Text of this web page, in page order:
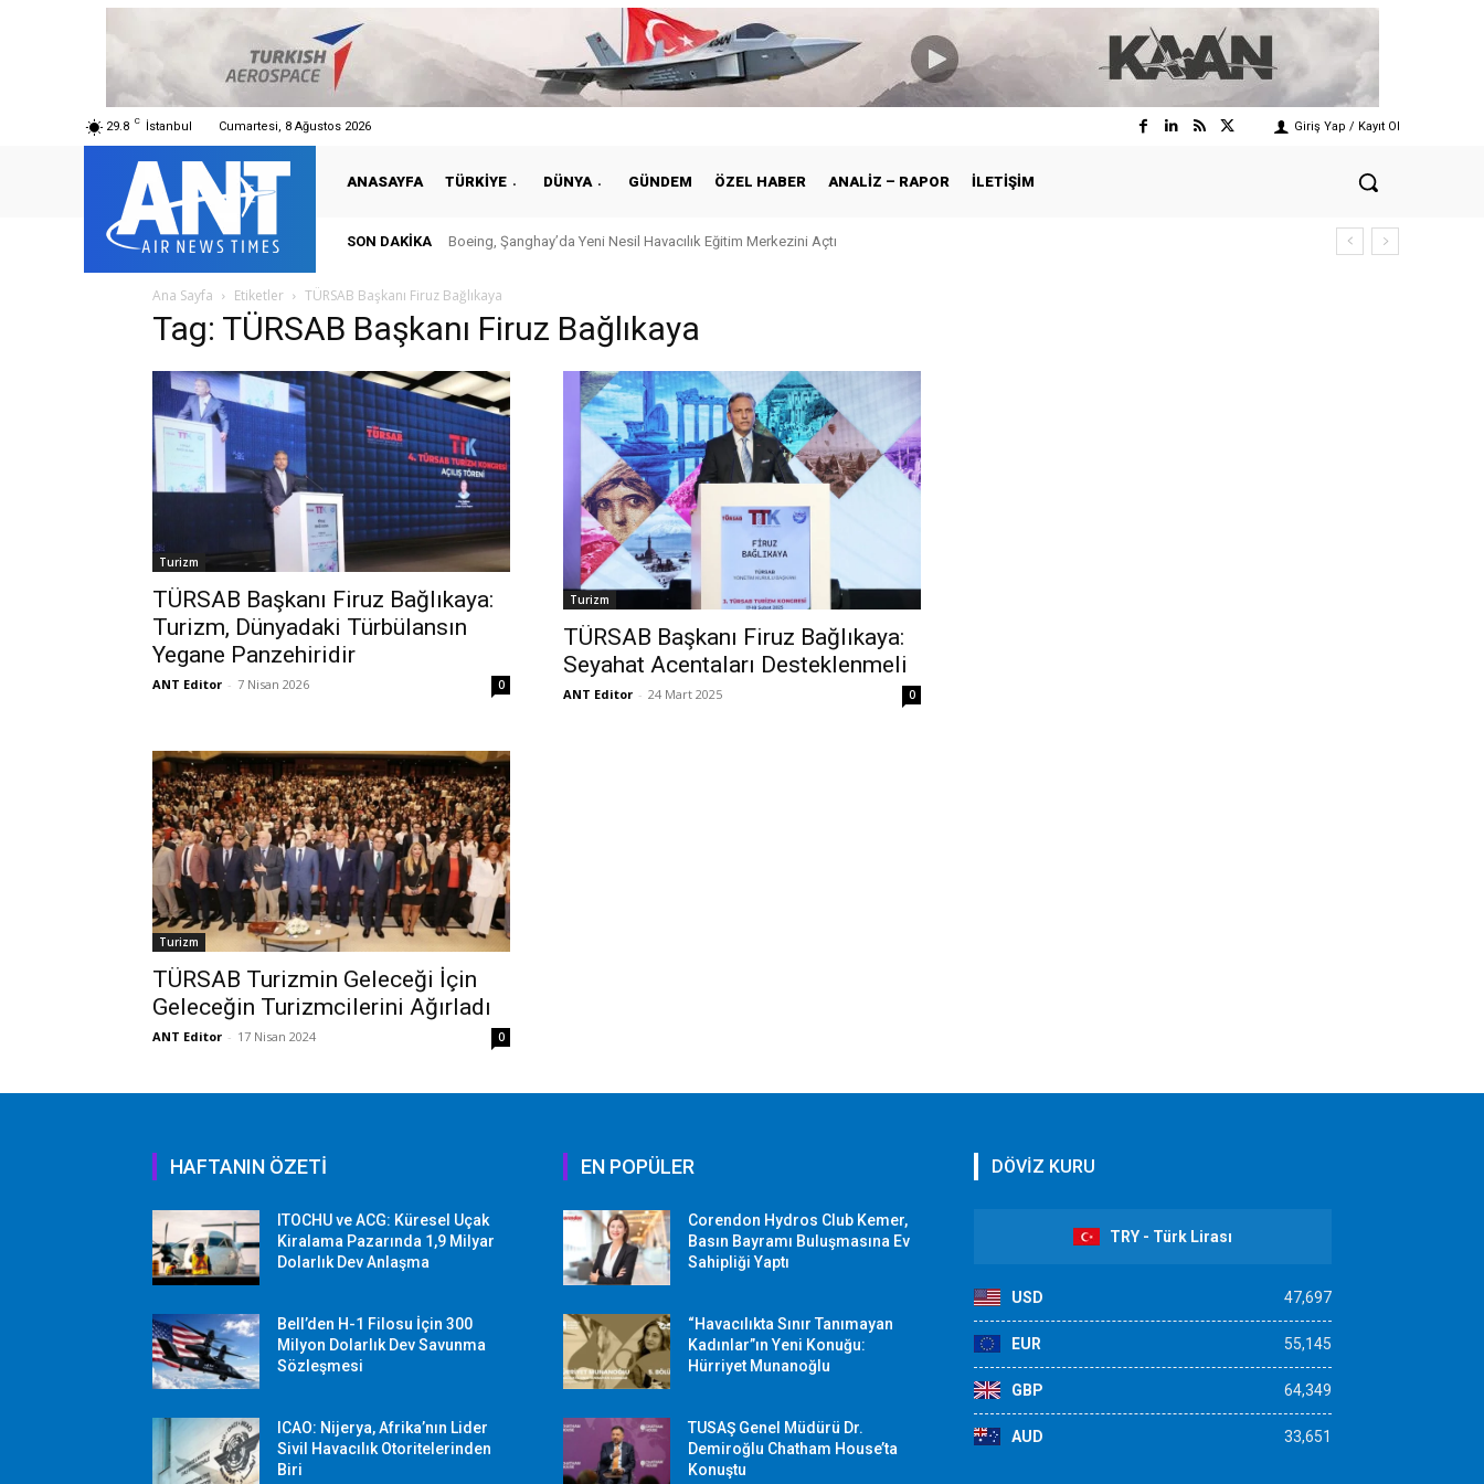
29.8 C İstanbul Cumartesi, 8 Ağustos 2026 Giriş Yap / Kayıt Ol
ANASAYFA TÜRKIYE DÜNYA GÜNDEM ÖZEL HABER ANALIZ – RAPOR İLETIŞIM
SON DAKIKA Boeing, Şanghay’da Yeni Nesil Havacılık Eğitim Merkezini Açtı
Ana Sayfa Etiketler TÜRSAB Başkanı Firuz Bağlıkaya
Tag: TÜRSAB Başkanı Firuz Bağlıkaya
Turizm
TÜRSAB Başkanı Firuz Bağlıkaya:
Turizm, Dünyadaki Türbülansın
Yegane Panzehiridir
ANT Editor - 7 Nisan 2026 0
Turizm
TÜRSAB Başkanı Firuz Bağlıkaya:
Seyahat Acentaları Desteklenmeli
ANT Editor - 24 Mart 2025 0
Turizm
TÜRSAB Turizmin Geleceği İçin
Geleceğin Turizmcilerini Ağırladı
ANT Editor - 17 Nisan 2024 0
HAFTANIN ÖZETİ
ITOCHU ve ACG: Küresel Uçak
Kiralama Pazarında 1,9 Milyar
Dolarlık Dev Anlaşma
Bell’den H-1 Filosu İçin 300
Milyon Dolarlık Dev Savunma
Sözleşmesi
ICAO: Nijerya, Afrika’nın Lider
Sivil Havacılık Otoritelerinden
Biri
EN POPÜLER
Corendon Hydros Club Kemer,
Basın Bayramı Buluşmasına Ev
Sahipliği Yaptı
“Havacılıkta Sınır Tanımayan
Kadınlar”ın Yeni Konuğu:
Hürriyet Munanoğlu
TUSAŞ Genel Müdürü Dr.
Demiroğlu Chatham House’ta
Konuştu
DÖVİZ KURU
TRY - Türk Lirası
USD 47,697
EUR 55,145
GBP 64,349
AUD 33,651